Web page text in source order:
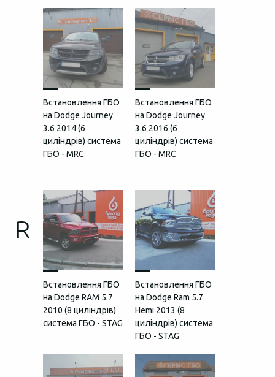
Встановлення ГБО
на Dodge Journey
3.6 2014 (6
циліндрів) система
ГБО - MRC
Встановлення ГБО
на Dodge Journey
3.6 2016 (6
циліндрів) система
ГБО - MRC
R
Встановлення ГБО
на Dodge RAM 5.7
2010 (8 циліндрів)
система ГБО - STAG
Встановлення ГБО
на Dodge Ram 5.7
Hemi 2013 (8
циліндрів) система
ГБО - STAG